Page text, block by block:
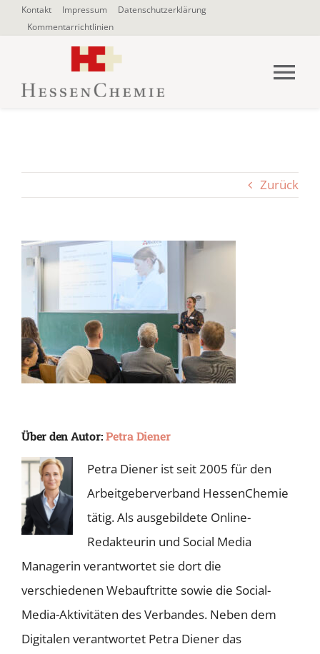
Zum
Inhalt
Kontakt Impressum
Datenschutzerklärung
Kommentarrichtlinien
Über uns
SUCHE
NACH:
Zurück
Über den Autor:Petra Diener
Petra Diener ist seit 2005 für den
Arbeitgeberverband HessenChemie
tätig. Als ausgebildete Online-
Redakteurin und Social Media
Managerin verantwortet sie dort die
verschiedenen Webauftritte sowie die Social-
Media-Aktivitäten des Verbandes. Neben dem
Digitalen verantwortet Petra Diener das